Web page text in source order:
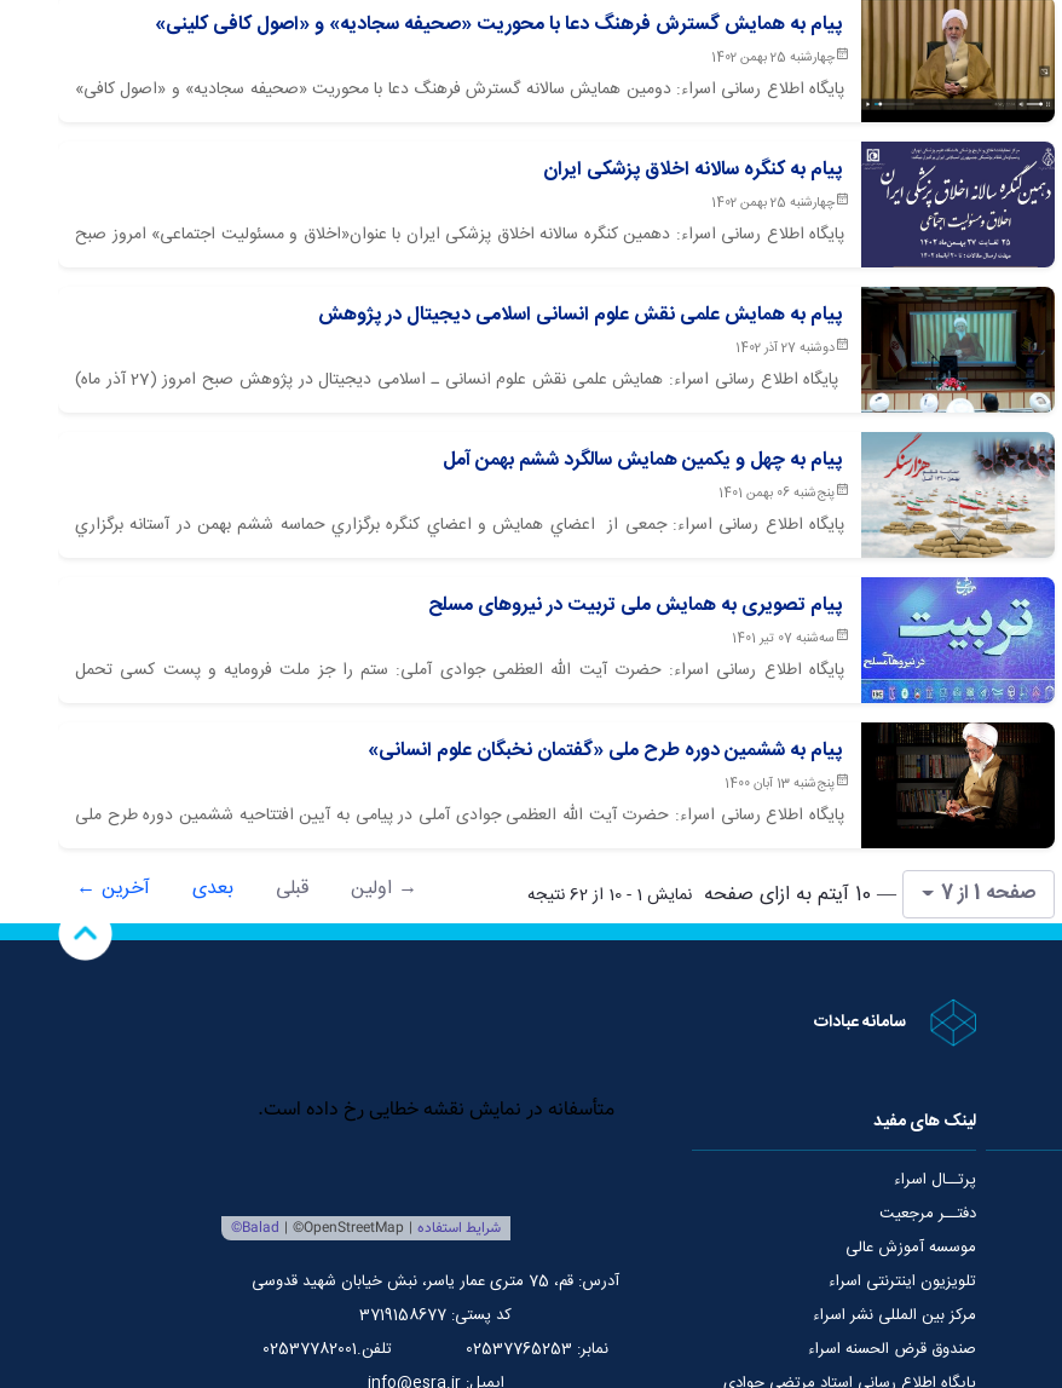
پیام به همایش گسترش فرهنگ دعا با محوریت «صحیفه سجادیه» و «اصول کافی کلینی»
چهارشنبه 25 بهمن 1402
پایگاه اطلاع رسانی اسراء: دومین همایش سالانه گسترش فرهنگ دعا با محوریت «صحیفه سجادیه» و «اصول کافی»
پیام به کنگره سالانه اخلاق پزشکی ایران
چهارشنبه 25 بهمن 1402
پایگاه اطلاع رسانی اسراء: دهمین کنگره سالانه اخلاق پزشکی ایران با عنوان«اخلاق و مسئولیت اجتماعی» امروز صبح
پیام به همایش علمی نقش علوم انسانی اسلامی دیجیتال در پژوهش
دوشنبه 27 آذر 1402
پایگاه اطلاع رسانی اسراء: همایش علمی نقش علوم انسانی ـ اسلامی دیجیتال در پژوهش صبح امروز (27 آذر ماه)
پیام به چهل و یکمین همایش سالگرد ششم بهمن آمل
پنج‌شنبه 06 بهمن 1401
پایگاه اطلاع رسانی اسراء: جمعی از اعضاي همايش و اعضاي کنگره برگزاري حماسه ششم بهمن در آستانه برگزاري
پیام تصویری به همایش ملی تربیت در نیروهای مسلح
سه‌شنبه 07 تیر 1401
پایگاه اطلاع رسانی اسراء: حضرت آیت الله العظمی جوادی آملی: ستم را جز ملت فرومایه و پست کسی تحمل
پیام به ششمین دوره طرح ملی «گفتمان نخبگان علوم انسانی»
پنج‌شنبه 13 آبان 1400
پایگاه اطلاع رسانی اسراء: حضرت آیت الله العظمی جوادی آملی در پیامی به آیین افتتاحیه ششمین دوره طرح ملی
داشتند: اگر حکمت عملی برای تربیت مردم است، برای اسلامی کردن جامعه است، الهیات فلسفه...
صفحه 1 از 7 — 10 آیتم به ازای صفحه نمایش 1 - 10 از 62 نتیجه → اولین قبلی بعدی آخرین ←
سامانه عبادات
لینک های مفید
پرتــال اسراء
دفتــر مرجعیت
موسسه آموزش عالی
تلویزیون اینترنتی اسراء
مرکز بین المللی نشر اسراء
صندوق قرض الحسنه اسراء
آدرس: قم، 75 متری عمار یاسر، نبش خیابان شهید قدوسی
کد پستی: 3719158677
نمابر: 02537765253
تلفن.02537782001